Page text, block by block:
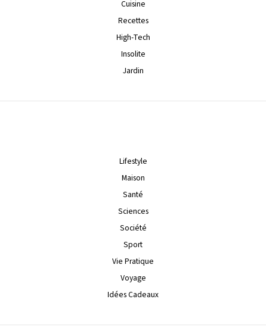
Cuisine
Recettes
High-Tech
Insolite
Jardin
Lifestyle
Maison
Santé
Sciences
Société
Sport
Vie Pratique
Voyage
Idées Cadeaux